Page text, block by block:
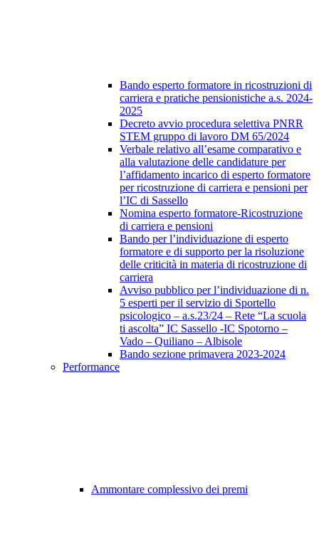
Bando esperto formatore in ricostruzioni di
carriera e pratiche pensionistiche a.s. 2024-
2025
Decreto avvio procedura selettiva PNRR
STEM gruppo di lavoro DM 65/2024
Verbale relativo all’esame comparativo e
alla valutazione delle candidature per
l’affidamento incarico di esperto formatore
per ricostruzione di carriera e pensioni per
l’IC di Sassello
Nomina esperto formatore-Ricostruzione
di carriera e pensioni
Bando per l’individuazione di esperto
formatore e di supporto per la risoluzione
delle criticità in materia di ricostruzione di
carriera
Avviso pubblico per l’individuazione di n.
5 esperti per il servizio di Sportello
psicologico – a.s.23/24 – Rete “La scuola
ti ascolta” IC Sassello -IC Spotorno –
Vado – Quiliano – Albisole
Bando sezione primavera 2023-2024
Performance
Ammontare complessivo dei premi